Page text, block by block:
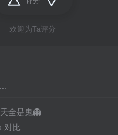
欢迎为Ta评分
全是鬼👻
对比